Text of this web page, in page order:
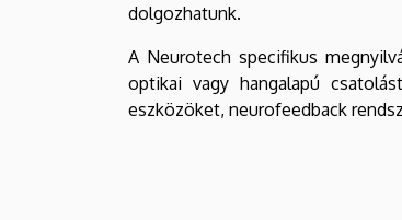
dolgozhatunk.
A Neurotech specifikus
optikai vagy hangalapú
eszközöket, neurofeedback